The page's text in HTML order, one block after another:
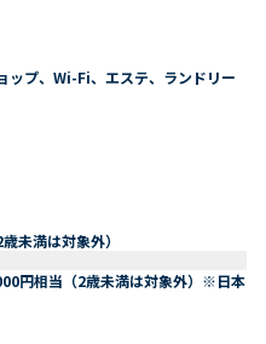
ップ、Wi-Fi、エステ、ランドリー
未満は対象外）
円相当（2歳未満は対象外）※日本